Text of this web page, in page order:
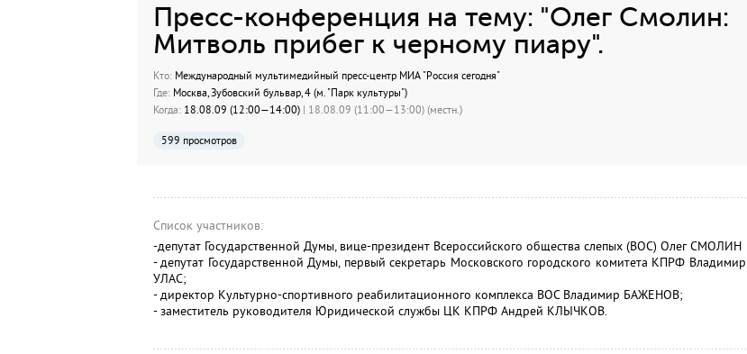
Пресс-конференция на тему: "Олег Смолин:
Митволь прибег к черному пиару".
Кто:Международный мультимедийный пресс-центр МИА "Россия сегодня"
Где:Москва, Зубовский бульвар, 4 (м. "Парк культуры")
Когда:18.08.09 (12:00—14:00) | 18.08.09 (11:00—13:00) (местн.)
599 просмотров
Список участников:
-депутат Государственной Думы, вице-президент Всероссийского общества слепых (ВОС) Олег СМОЛИН
- депутат Государственной Думы, первый секретарь Московского городского комитета КПРФ Владимир
УЛАС;
- директор Культурно-спортивного реабилитационного комплекса ВОС Владимир БАЖЕНОВ;
- заместитель руководителя Юридической службы ЦК КПРФ Андрей КЛЫЧКОВ.